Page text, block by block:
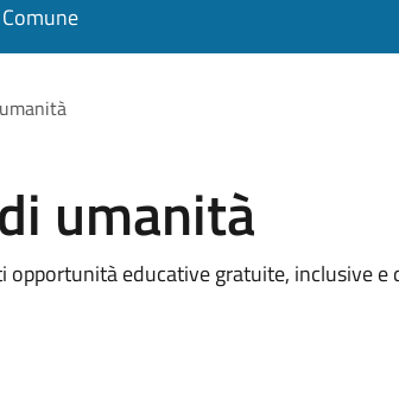
umanità
educative gratuite, inclusive e